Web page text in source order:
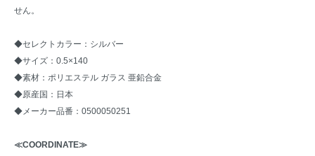
せん。
◆セレクトカラー：シルバー
◆サイズ：0.5×140
◆素材：ポリエステル ガラス 亜鉛合金
◆原産国：日本
◆メーカー品番：0500050251
≪COORDINATE≫